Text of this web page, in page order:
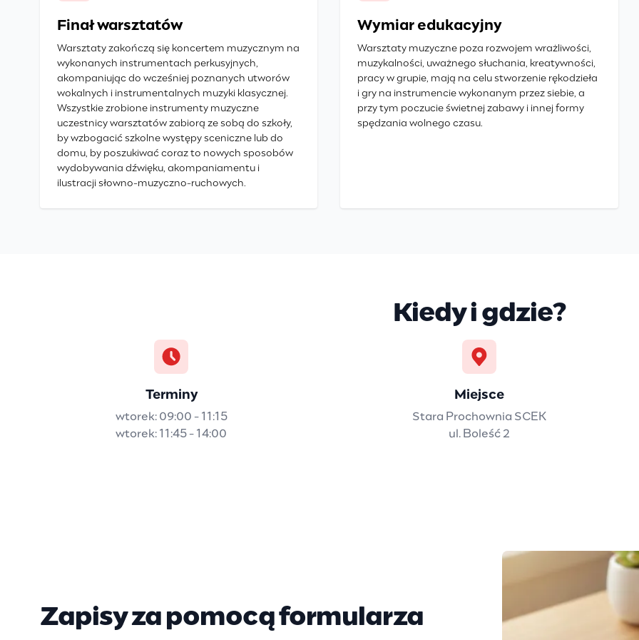
Finał warsztatów
Warsztaty zakończą się koncertem muzycznym na
wykonanych instrumentach perkusyjnych,
akompaniując do wcześniej poznanych utworów
wokalnych i instrumentalnych muzyki klasycznej.
Wszystkie zrobione instrumenty muzyczne
uczestnicy warsztatów zabiorą ze sobą do szkoły,
by wzbogacić szkolne występy sceniczne lub do
domu, by poszukiwać coraz to nowych sposobów
wydobywania dźwięku, akompaniamentu i
ilustracji słowno-muzyczno-ruchowych.
Wymiar edukacyjny
Warsztaty muzyczne poza rozwojem wrażliwości,
muzykalności, uważnego słuchania, kreatywności,
pracy w grupie, mają na celu stworzenie rękodzieła
i gry na instrumencie wykonanym przez siebie, a
przy tym poczucie świetnej zabawy i innej formy
spędzania wolnego czasu.
Kiedy i gdzie?
Terminy
wtorek: 09:00 - 11:15
wtorek: 11:45 - 14:00
Miejsce
Stara Prochownia SCEK
ul. Boleść 2
Zapisy za pomocą formularza